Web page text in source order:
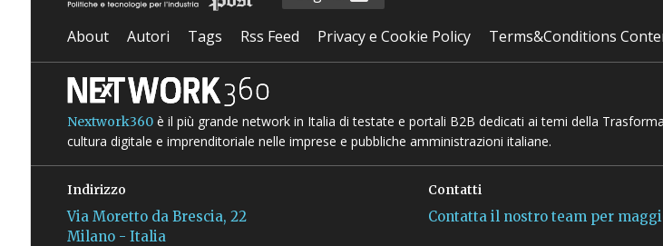
About Autori Tags Rss Feed Privacy e Cookie Policy Terms&Conditions
Nextwork360è il più grande network in Italia di testate e portali B2B dedicati ai temi della
cultura digitale e imprenditoriale nelle imprese e pubbliche amministrazioni italiane.
Indirizzo
Via Moretto da Brescia, 22
Milano - Italia
Contatti
Contatta il nostro team per